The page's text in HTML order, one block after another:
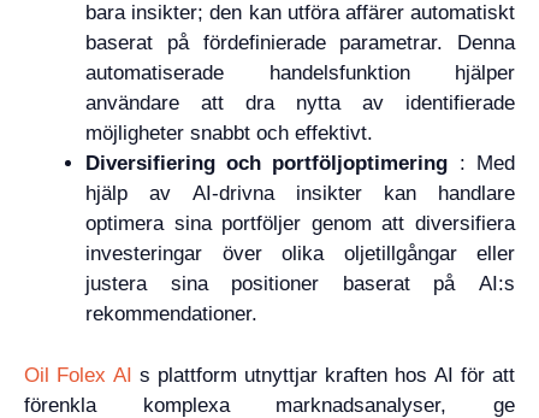
bara insikter; den kan utföra affärer automatiskt
baserat på fördefinierade parametrar. Denna
automatiserade handelsfunktion hjälper
användare att dra nytta av identifierade
möjligheter snabbt och effektivt.
Diversifiering och portföljoptimering : Med
hjälp av AI-drivna insikter kan handlare
optimera sina portföljer genom att diversifiera
investeringar över olika oljetillgångar eller
justera sina positioner baserat på AI:s
rekommendationer.
Oil Folex AI s plattform utnyttjar kraften hos AI för att
förenkla komplexa marknadsanalyser, ge